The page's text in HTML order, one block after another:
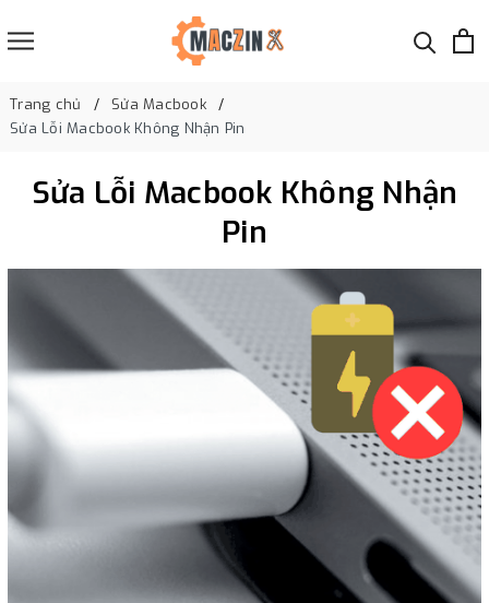
Trang chủ
Sửa Macbook
Sửa Lỗi Macbook Không Nhận Pin
Sửa Lỗi Macbook Không Nhận
Pin